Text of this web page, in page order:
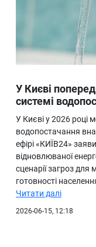
У Києві
системі
У Києві у 2026 році
водопостачання
ефірі «КИЇВ24»
відновлюваної
сценарії загроз для
готовності
Читати далі
2026-06-15, 12:18